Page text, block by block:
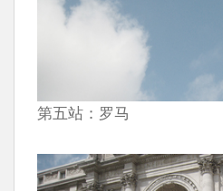
第五站：罗马